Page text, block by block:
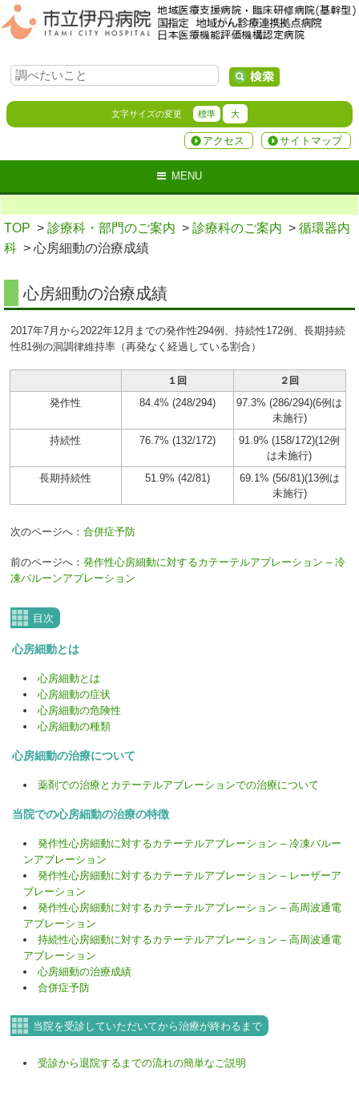
文字サイズの変更 標準 大
サイトマップ
アクセス
MENU
TOP > 診療科・部門のご案内 > 診療科のご案内 > 循環器内
科 > 心房細動の治療成績
心房細動の治療成績
2017年7月から2022年12月までの発作性294例、持続性172例、長期持続
性81例の洞調律維持率（再発なく経過している割合）
１回 ２回
発作性 84.4% (248/294) 97.3% (286/294)(6例は
未施行)
持続性
76.7% (132/172) 91.9% (158/172)(12例
は未施行)
長期持続性
51.9% (42/81) 69.1% (56/81)(13例は
未施行)
次のページへ： 合併症予防
前のページへ： 発作性心房細動に対するカテーテルアブレーション – 冷
凍バルーンアブレーション
目次
心房細動とは
心房細動とは
心房細動の症状
心房細動の危険性
心房細動の種類
心房細動の治療について
薬剤での治療とカテーテルアブレーションでの治療について
当院での心房細動の治療の特徴
発作性心房細動に対するカテーテルアブレーション – 冷凍バルー
ンアブレーション
発作性心房細動に対するカテーテルアブレーション – レーザーア
ブレーション
発作性心房細動に対するカテーテルアブレーション – 高周波通電
アブレーション
持続性心房細動に対するカテーテルアブレーション – 高周波通電
アブレーション
心房細動の治療成績
合併症予防
当院を受診していただいてから治療が終わるまで
受診から退院するまでの流れの簡単なご説明